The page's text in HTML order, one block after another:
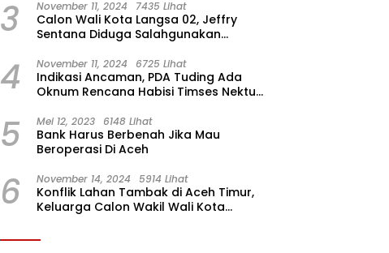
3 November 11, 2024 7435 Lihat
Calon Wali Kota Langsa 02, Jeffry
Sentana Diduga Salahgunakan
4 November 11, 2024 6725 Lihat
Indikasi Ancaman, PDA Tuding Ada
Oknum Rencana Habisi Timses Nektu-
5 Mei 12, 2023 6148 Lihat
Bank Harus Berbenah Jika Mau
Beroperasi Di Aceh
6 November 14, 2024 5914 Lihat
Konflik Lahan Tambak di Aceh Timur,
Keluarga Calon Wakil Wali Kota